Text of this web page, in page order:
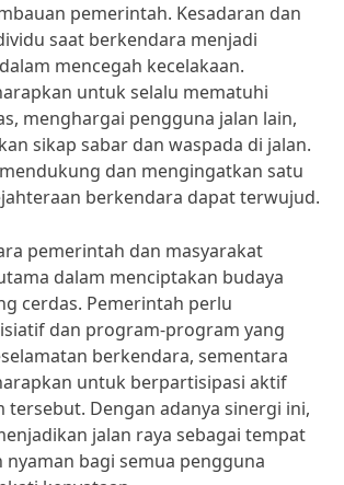
pemerintah. Kesadaran dan
saat berkendara menjadi
mencegah kecelakaan.
untuk selalu mematuhi
menghargai pengguna jalan lain,
sikap sabar dan waspada di jalan.
dan mengingatkan satu
berkendara dapat terwujud.
pemerintah dan masyarakat
dalam menciptakan budaya
cerdas. Pemerintah perlu
dan program-program yang
berkendara, sementara
untuk berpartisipasi aktif
tersebut. Dengan adanya sinergi ini,
jalan raya sebagai tempat
nyaman bagi semua pengguna